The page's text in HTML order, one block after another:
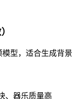
模型，适合生成背景
、器乐质量高